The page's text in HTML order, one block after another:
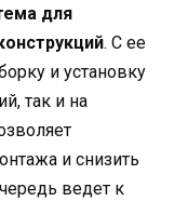
для
. С ее
и установку
так и на
и снизить
ведет к